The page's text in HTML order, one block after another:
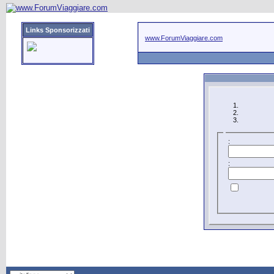
Links Sponsorizzati
www.ForumViaggiare.com
:
: